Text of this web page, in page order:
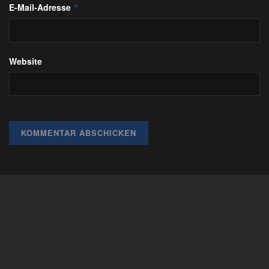
E-Mail-Adresse *
Website